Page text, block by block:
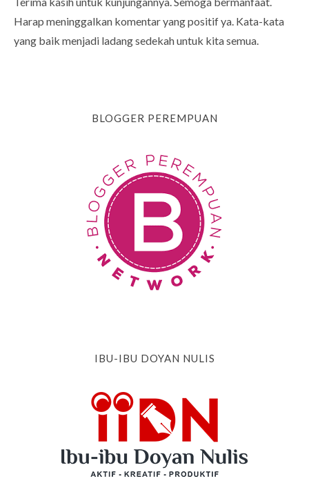
Harap meninggalkan komentar yang positif ya. Kata-kata
yang baik menjadi ladang sedekah untuk kita semua.
BLOGGER PEREMPUAN
IBU-IBU DOYAN NULIS